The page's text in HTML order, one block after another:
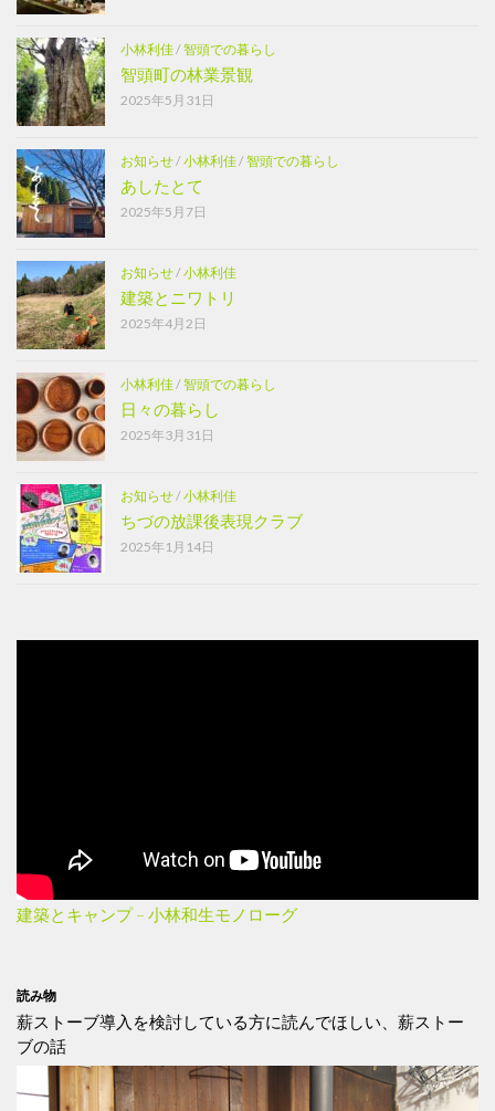
小林利佳/智頭での暮らし
智頭町の林業景観
2025年5月31日
お知らせ/小林利佳/智頭での暮らし
あしたとて
2025年5月7日
お知らせ/小林利佳
建築とニワトリ
2025年4月2日
小林利佳/智頭での暮らし
日々の暮らし
2025年3月31日
お知らせ/小林利佳
ちづの放課後表現クラブ
2025年1月14日
建築とキャンプ – 小林和生モノローグ
読み物
薪ストーブ導入を検討している方に読んでほしい、薪ストー
ブの話